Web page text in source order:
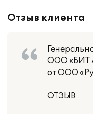
Отзыв клиента
ООО «БИТ
от ООО
ОТЗЫВ